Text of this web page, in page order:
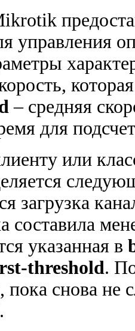
управления
– средняя
для
или
загрузка
составила
указанная в
threshold.
пока снова не
.